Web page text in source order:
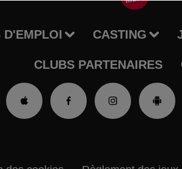
D'EMPLOI CASTING
CLUBS PARTENAIRES